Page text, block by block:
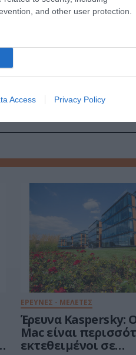
and other user protection.
Access Privacy Policy
χρήστες και οι
την ESET.»
ESET για τα Windows
ΕΡΕΥΝΕΣ - ΜΕΛΕΤΕΣ
Έρευνα Kaspersky:
Mac είναι
εκτεθειμένοι σε